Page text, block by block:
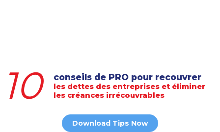
10 conseils de PRO pour recouvrer
les dettes des entreprises et éliminer
les créances irrécouvrables
Download Tips Now